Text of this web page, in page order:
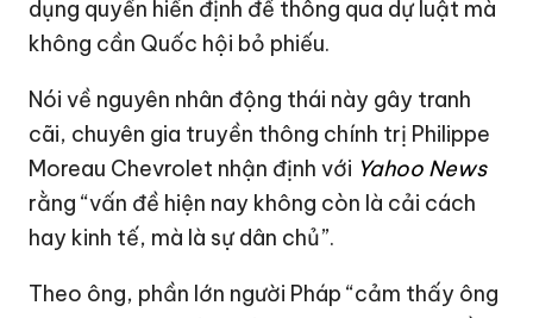
dụng quyền hiến định để thông qua dự luật mà
không cần Quốc hội bỏ phiếu.
Nói về nguyên nhân động thái này gây tranh
cãi, chuyên gia truyền thông chính trị Philippe
Moreau Chevrolet nhận định với Yahoo News
rằng “vấn đề hiện nay không còn là cải cách
hay kinh tế, mà là sự dân chủ”.
Theo ông, phần lớn người Pháp “cảm thấy ông